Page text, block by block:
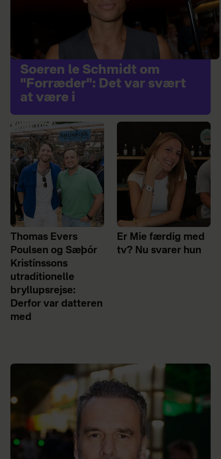
Soeren le Schmidt om
"Forræder": Det var svært
at være i
Thomas Evers
Poulsen og Sæþór
Kristínssons
utraditionelle
bryllupsrejse:
Derfor var datteren
med
Er Mie færdig med
tv? Nu svarer hun